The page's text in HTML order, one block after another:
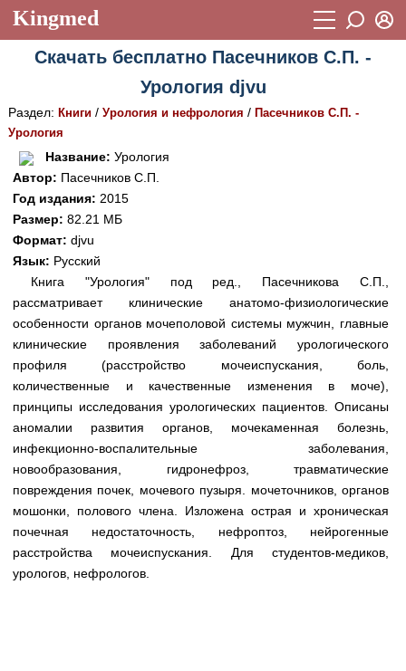
Kingmed
Учебный материал
Фотогалерея
Истории болезней
Лекции и презентации
Аккредитационные тесты
Методические рекомендации
Научно-популярное
Статьи
Медицинская стандартизация
Нормативы экстренной и неотложной помощи
исследований
Обратная связь
Добавить материал
FAQ
Пароль
Восстановить пароль
Регистрация
Скачать бесплатно Пасечников С.П. -
Урология djvu
Раздел: Книги/ Урология и нефрология / Пасечников С.П. -
Урология
Название: Урология
Автор: Пасечников С.П.
Год издания: 2015
Размер: 82.21 МБ
Формат: djvu
Язык: Русский
Книга "Урология" под ред., Пасечникова С.П.,
рассматривает клинические анатомо-физиологические
особенности органов мочеполовой системы мужчин, главные
клинические проявления заболеваний урологического
профиля (расстройство мочеиспускания, боль,
количественные и качественные изменения в моче),
принципы исследования урологических пациентов. Описаны
аномалии развития органов, мочекаменная болезнь,
инфекционно-воспалительные заболевания,
новообразования, гидронефроз, травматические
повреждения почек, мочевого пузыря. мочеточников, органов
мошонки, полового члена. Изложена острая и хроническая
почечная недостаточность, нефроптоз, нейрогенные
расстройства мочеиспускания. Для студентов-медиков,
урологов, нефрологов.